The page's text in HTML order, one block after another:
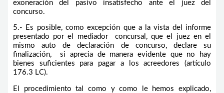
exoneración del pasivo insatisfecho ante el juez del
concurso.
5.- Es posible, como excepción que a la vista del informe
presentado por el mediador concursal, que el juez en el
mismo auto de declaración de concurso, declare su
finalización, si aprecia de manera evidente que no hay
bienes suficientes para pagar a los acreedores (artículo
176.3 LC).
El procedimiento tal como y como le hemos explicado,